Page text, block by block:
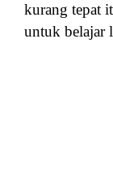
kurang tepat
untuk belajar